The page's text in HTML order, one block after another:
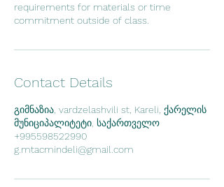
requirements for materials or time
commitment outside of class.
Contact Details
გიმნაზია, vardzelashvili st, Kareli, ქარელის
მუნიციპალიტეტი, საქართველო
+995598522990
g.mtacmindeli@gmail.com